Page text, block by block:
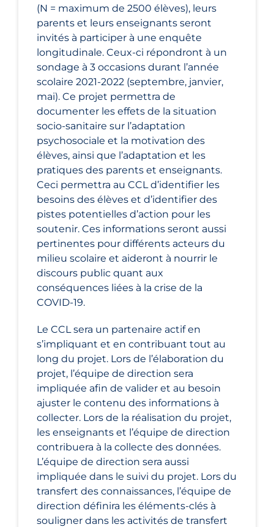
(N = maximum de 2500 élèves), leurs
parents et leurs enseignants seront
invités à participer à une enquête
longitudinale. Ceux-ci répondront à un
sondage à 3 occasions durant l’année
scolaire 2021-2022 (septembre, janvier,
mai). Ce projet permettra de
documenter les effets de la situation
socio-sanitaire sur l’adaptation
psychosociale et la motivation des
élèves, ainsi que l’adaptation et les
pratiques des parents et enseignants.
Ceci permettra au CCL d’identifier les
besoins des élèves et d’identifier des
pistes potentielles d’action pour les
soutenir. Ces informations seront aussi
pertinentes pour différents acteurs du
milieu scolaire et aideront à nourrir le
discours public quant aux
conséquences liées à la crise de la
COVID-19.
Le CCL sera un partenaire actif en
s’impliquant et en contribuant tout au
long du projet. Lors de l’élaboration du
projet, l’équipe de direction sera
impliquée afin de valider et au besoin
ajuster le contenu des informations à
collecter. Lors de la réalisation du projet,
les enseignants et l’équipe de direction
contribuera à la collecte des données.
L’équipe de direction sera aussi
impliquée dans le suivi du projet. Lors du
transfert des connaissances, l’équipe de
direction définira les éléments-clés à
souligner dans les activités de transfert